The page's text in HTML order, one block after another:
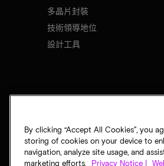
多晶片封裝
技術領導地位
設計工具
By clicking “Accept All Cookies”, you
storing of cookies on your device to
navigation, analyze site usage, and
marketing efforts.
Privacy Notice |